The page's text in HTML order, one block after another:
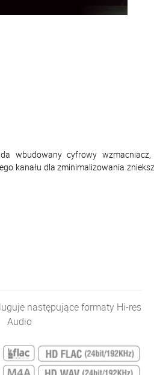
wbudowany cyfrowy
kanału dla zminimalizowania
następujące formaty Hi-res
Audio